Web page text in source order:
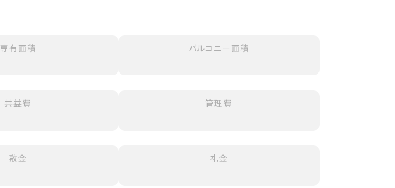
専有面積
─
バルコニー面積
─
共益費
─
管理費
─
敷金
─
礼金
─